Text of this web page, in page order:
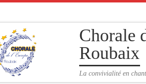
Chorale
Roubaix
La convivialité en